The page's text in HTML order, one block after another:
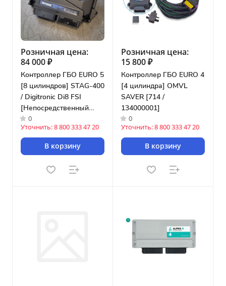
Розничная цена:
84 000 ₽
Контроллер ГБО EURO 5
[8 цилиндров] STAG-400
/ Digitronic Di8 FSI
[Непосредственный
впрыск]
0
Уточнить: 8 800 333 47 20
В корзину
Розничная цена:
15 800 ₽
Контроллер ГБО EURO 4
[4 цилиндра] OMVL
SAVER [714 /
134000001]
0
Уточнить: 8 800 333 47 20
В корзину